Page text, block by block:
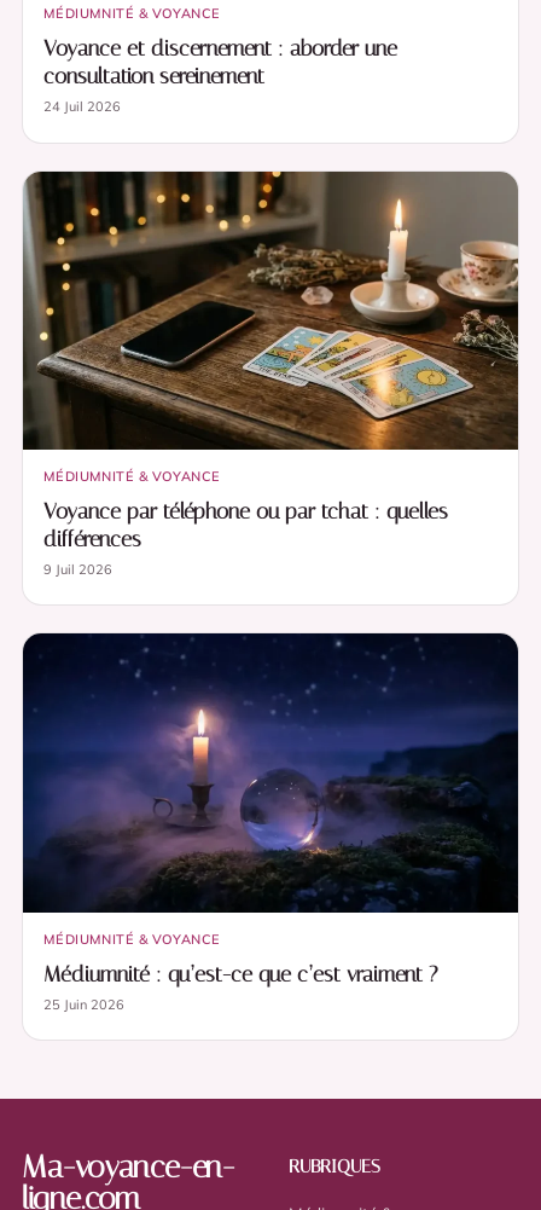
MÉDIUMNITÉ & VOYANCE
Voyance et discernement : aborder une
consultation sereinement
24 Juil 2026
MÉDIUMNITÉ & VOYANCE
Voyance par téléphone ou par tchat : quelles
différences
9 Juil 2026
MÉDIUMNITÉ & VOYANCE
Médiumnité : qu’est-ce que c’est vraiment ?
25 Juin 2026
Ma-voyance-en-
ligne.com
RUBRIQUES